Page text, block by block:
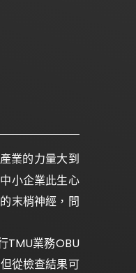
業的力量大到
小企業此生心
末梢神經，問
TMU業務OBU
從檢查結果可